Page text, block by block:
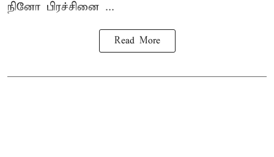
நினோ பிரச்சினை ...
Read More